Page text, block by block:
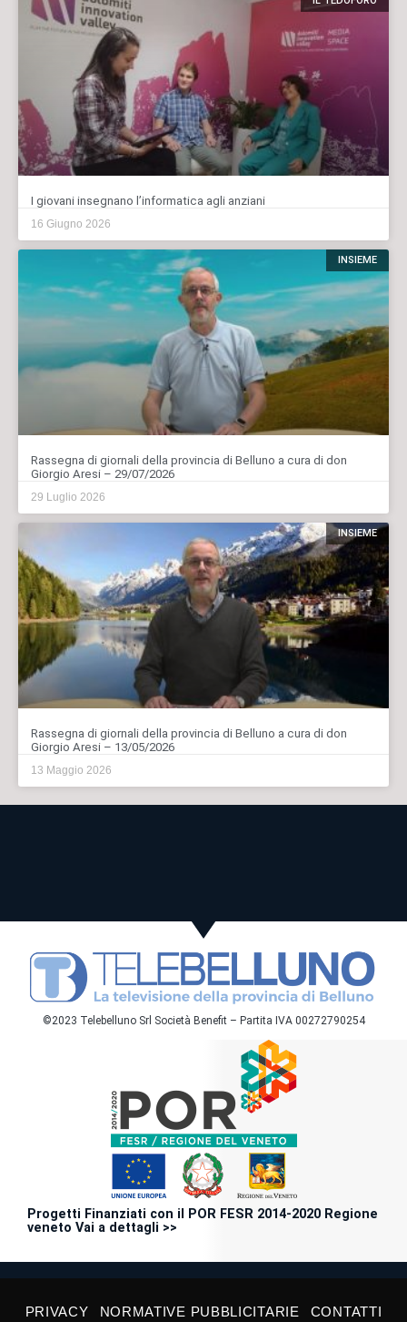
I giovani insegnano l’informatica agli anziani
16 Giugno 2026
INSIEME
Rassegna di giornali della provincia di Belluno a cura di don
Giorgio Aresi – 29/07/2026
29 Luglio 2026
INSIEME
Rassegna di giornali della provincia di Belluno a cura di don
Giorgio Aresi – 13/05/2026
13 Maggio 2026
©2023 Telebelluno Srl Società Benefit – Partita IVA 00272790254
Progetti Finanziati con il POR FESR 2014-2020 Regione
veneto Vai a dettagli >>
PRIVACY NORMATIVE PUBBLICITARIE CONTATTI